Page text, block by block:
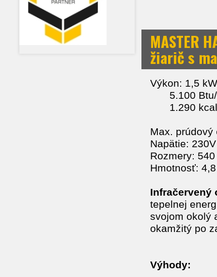
MASTER
žiarič s
Výkon: 1,5 kW
5.100
1.290
Max. prúdový
Napätie:
Rozmery:
Hmotnosť:
Infračervený
tepelnej
svojom okolý
okamžitý po
Výhody: